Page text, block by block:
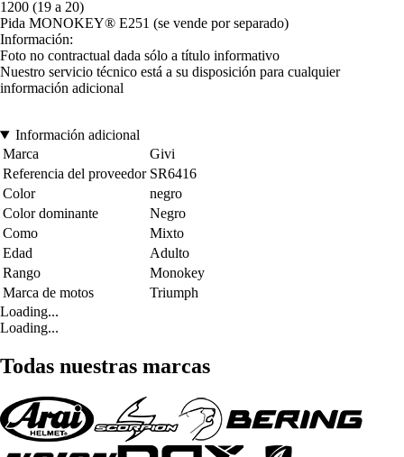
1200 (19 a 20)
Pida MONOKEY® E251 (se vende por separado)
Información:
Foto no contractual dada sólo a título informativo
Nuestro servicio técnico está a su disposición para cualquier
información adicional
Información adicional
Marca
Givi
Referencia del proveedor SR6416
Color
negro
Color dominante
Negro
Como
Mixto
Edad
Adulto
Rango
Monokey
Marca de motos
Triumph
Loading...
Loading...
Todas nuestras marcas